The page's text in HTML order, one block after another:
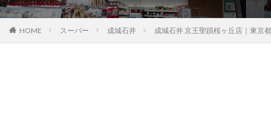
HOME スーパー 成城石井 成城石井 京王聖蹟桜ヶ丘店｜東京
鳥取県
島根県 岡山県 広島県
山口県
徳島県
香川県 愛媛県 高知県
福岡県
佐賀県
長崎県 熊本県 大分県
宮崎県